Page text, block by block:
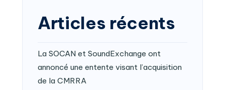
Articles récents
La SOCAN et SoundExchange ont
annoncé une entente visant l’acquisition
de la CMRRA